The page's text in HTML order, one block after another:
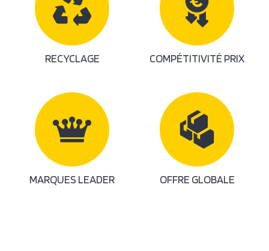
RECYCLAGE COMPÉTITIVITÉ PRIX
MARQUES LEADER OFFRE GLOBALE